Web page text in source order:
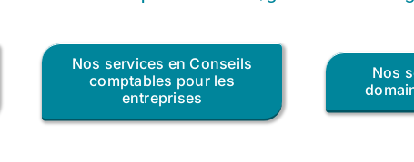
Nos services en Conseils
comptables pour les
entreprises
Nos